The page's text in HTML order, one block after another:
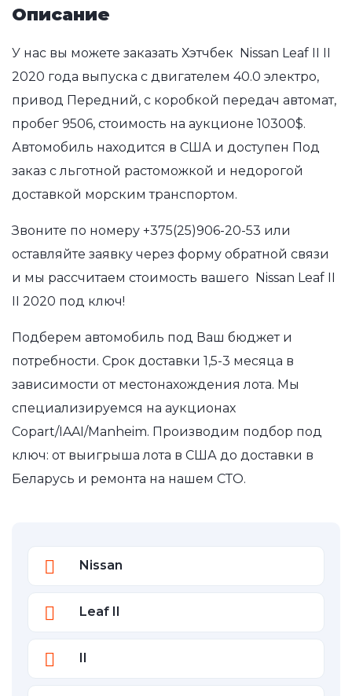
Описание
У нас вы можете заказать Хэтчбек Nissan Leaf II II
2020 года выпуска с двигателем 40.0 электро,
привод Передний, с коробкой передач автомат,
пробег 9506, стоимость на аукционе 10300$.
Автомобиль находится в США и доступен Под
заказ с льготной растоможкой и недорогой
доставкой морским транспортом.
Звоните по номеру +375(25)906-20-53 или
оставляйте заявку через форму обратной связи
и мы рассчитаем стоимость вашего Nissan Leaf II
II 2020 под ключ!
Подберем автомобиль под Ваш бюджет и
потребности. Срок доставки 1,5-3 месяца в
зависимости от местонахождения лота. Мы
специализируемся на аукционах
Copart/IAAI/Manheim. Производим подбор под
ключ: от выигрыша лота в США до доставки в
Беларусь и ремонта на нашем СТО.
Nissan
Leaf II
II